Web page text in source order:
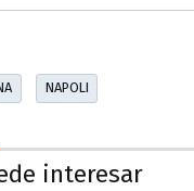
NAPOLI
interesar